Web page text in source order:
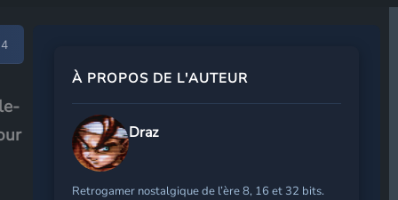
À PROPOS DE L'AUTEUR
Draz
Retrogamer nostalgique de l’ère 8, 16 et 32 bits.